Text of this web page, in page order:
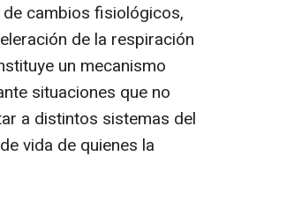
cambios fisiológicos,
de la respiración
un mecanismo
situaciones que no
a distintos sistemas del
vida de quienes la